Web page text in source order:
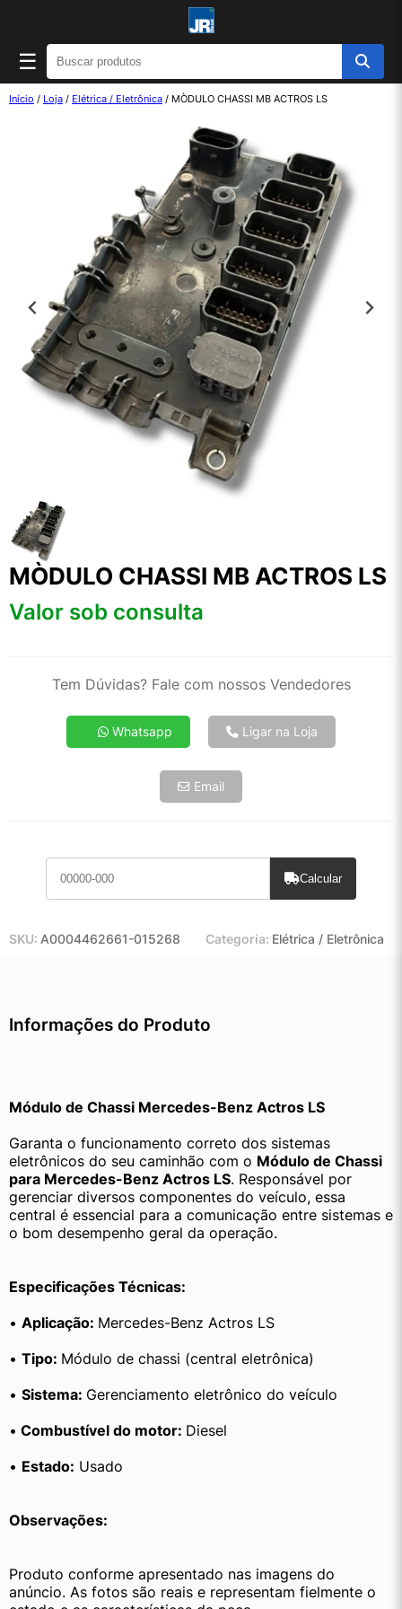
☰
Início / Loja / Elétrica / Eletrônica / MÒDULO CHASSI MB ACTROS LS
MÒDULO CHASSI MB ACTROS LS
Valor sob consulta
Tem Dúvidas? Fale com nossos Vendedores
Whatsapp Ligar na Loja
Email
Calcular
SKU: A0004462661-015268 Categoria: Elétrica / Eletrônica
Informações do Produto
Módulo de Chassi Mercedes-Benz Actros LS
Garanta o funcionamento correto dos sistemas
eletrônicos do seu caminhão com o Módulo de Chassi
para Mercedes-Benz Actros LS. Responsável por
gerenciar diversos componentes do veículo, essa
central é essencial para a comunicação entre sistemas e
o bom desempenho geral da operação.
Especificações Técnicas:
• Aplicação: Mercedes-Benz Actros LS
• Tipo: Módulo de chassi (central eletrônica)
• Sistema: Gerenciamento eletrônico do veículo
• Combustível do motor: Diesel
• Estado: Usado
Observações:
Produto conforme apresentado nas imagens do
anúncio. As fotos são reais e representam fielmente o